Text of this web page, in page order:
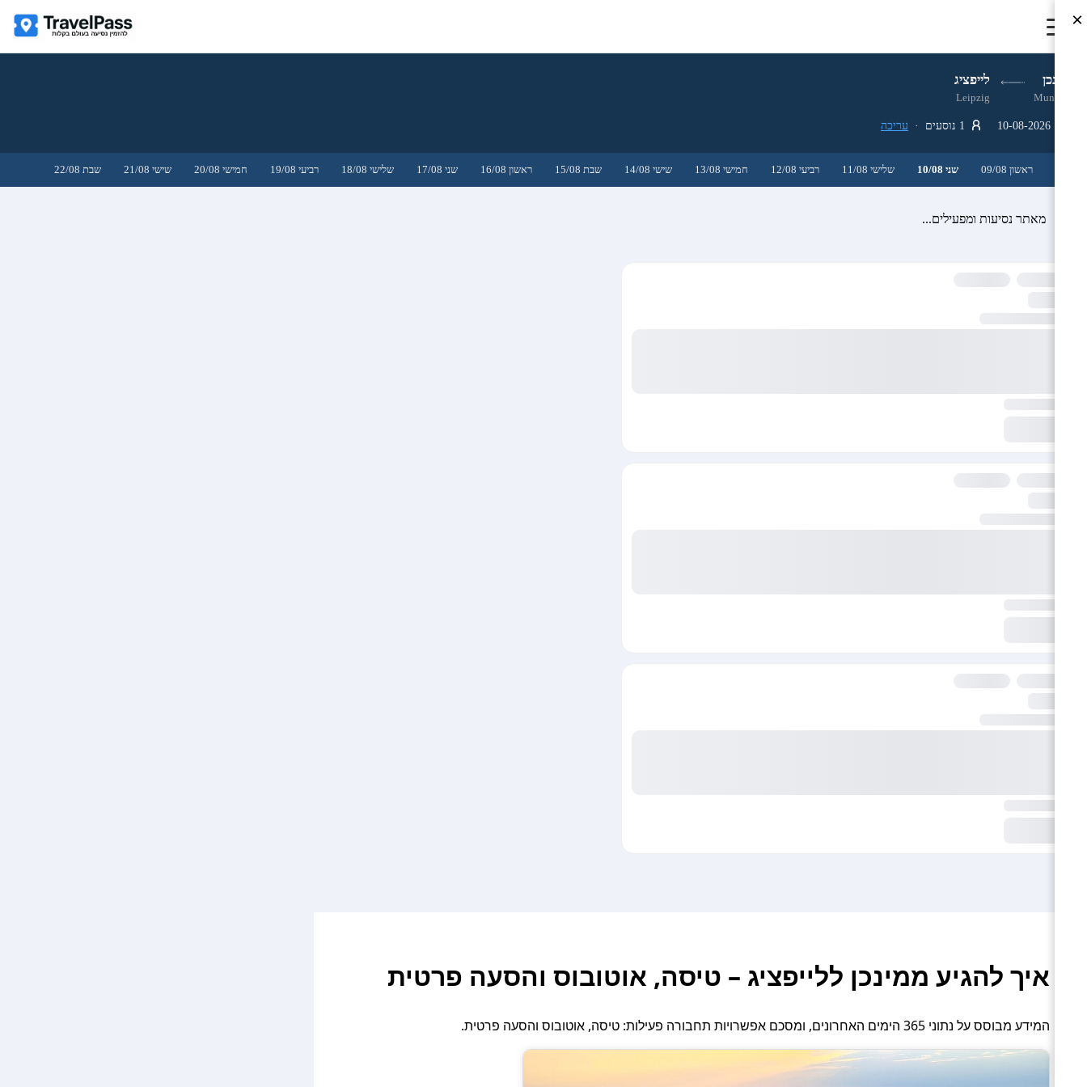
מינכן לייפציג
Munich
Leipzig
עריכה
ראשון 09/08 שני 10/08 שלישי 11/08 רביעי 12/08 חמישי 13/08 שישי 14/08 שבת 15/08 ראשון 16/08 שני 17/08 שלישי 18/08 רביעי 19/08 חמישי 20/08 שישי 21/08 שבת 22/08
מאתר נסיעות ומפעילים...
איך להגיע ממינכן ללייפציג – טיסה, אוטובוס והסעה פרטית
המידע מבוסס על נתוני 365 הימים האחרונים, ומסכם אפשרויות תחבורה פעילות: טיסה, אוטובוס והסעה פרטית.
×